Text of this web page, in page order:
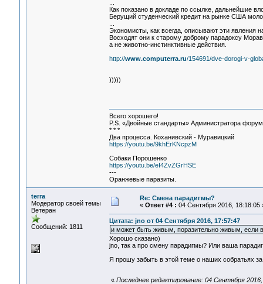
Как показано в докладе по ссылке, дальнейшие
Берущий студенческий кредит на рынке США
Экономисты, как всегда, описывают эти явления
Восходят они к старому доброму парадоксу
а не животно-инстинктивные действия.
http://www.computerra.ru/154691/dve-dorogi-v-
)))))
Всего хорошего!
P.S. «Двойные стандарты» Администратора
* * *
Два процесса. Коханивский - Муравицкий
https://youtu.be/9khErKNcpzM
Собаки Порошенко
https://youtu.be/eI4ZvZGrHSE
---
Оранжевые паразиты.
terra
Модератор своей темы
Ветеран
Сообщений: 1811
Re: Смена парадигмы?
« Ответ #4 : 04 Сентября 2016, 18:18:05
Цитата: jno от 04 Сентября 2016, 17:57:47
и может быть живым, поразительно живым, если
Хорошо сказано)
jno, так а про смену парадигмы? Или ваша
Я прошу забыть в этой теме о наших собратьях
« Последнее редактирование: 04 Сентября